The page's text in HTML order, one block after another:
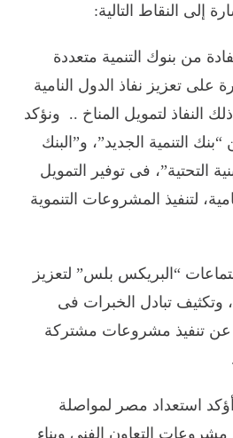
إلى النقاط التالية:
من بنوك التنمية متعددة
على تعزيز نفاذ الدول النامية
النفاذ لتمويل المناخ .. ونؤكد
التنمية الجديد”، و”البنك
التحتية”، فى توفير التمويل
لتنفيذ المشروعات التنموية
“البريكس بلس” لتعزيز
وتكثيف تبادل الخبرات فى
عن تنفيذ مشروعات مشتركة
استعداد مصر لمواصلة
مشروعات التعاون الفنى وبناء